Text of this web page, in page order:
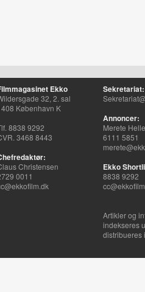
Ekko
32, 2. sal
København K
8838 9292
3468 8443
Christensen
0011
Sekretariat:
Annoncer:
Merete
6111 5851
Ekko
8838 9292
Artikler og
indekseres
distribueres